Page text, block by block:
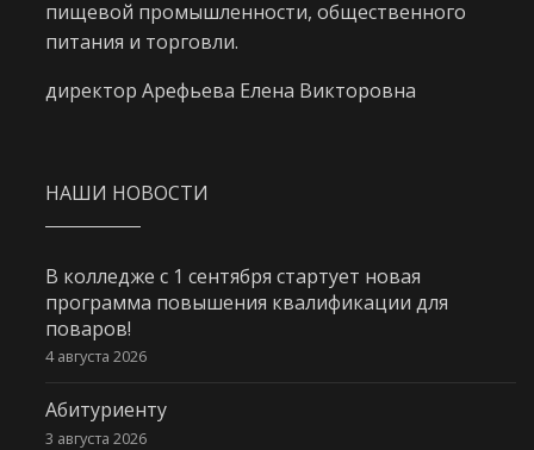
пищевой промышленности, общественного
питания и торговли.
директор Арефьева Елена Викторовна
НАШИ НОВОСТИ
В колледже с 1 сентября стартует новая
программа повышения квалификации для
поваров!
4 августа 2026
Абитуриенту
3 августа 2026